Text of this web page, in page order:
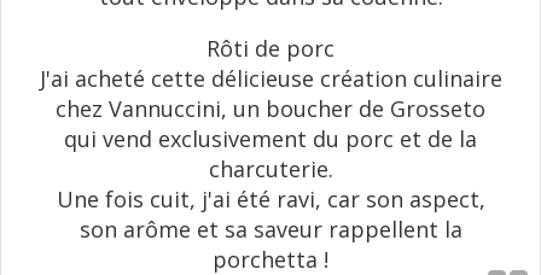
Rôti de porc
J'ai acheté cette délicieuse création culinaire
chez Vannuccini, un boucher de Grosseto
qui vend exclusivement du porc et de la
charcuterie.
Une fois cuit, j'ai été ravi, car son aspect,
son arôme et sa saveur rappellent la
porchetta !